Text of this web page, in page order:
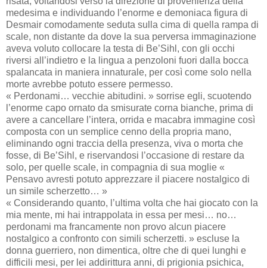
medesima e individuando l’enorme e demoniaca figura di
Desmair comodamente seduta sulla cima di quella rampa di
scale, non distante da dove la sua perversa immaginazione
aveva voluto collocare la testa di Be’Sihl, con gli occhi
riversi all’indietro e la lingua a penzoloni fuori dalla bocca
spalancata in maniera innaturale, per così come solo nella
morte avrebbe potuto essere permesso.
« Perdonami… vecchie abitudini. » sorrise egli, scuotendo
l’enorme capo ornato da smisurate corna bianche, prima di
avere a cancellare l’intera, orrida e macabra immagine così
composta con un semplice cenno della propria mano,
eliminando ogni traccia della presenza, viva o morta che
fosse, di Be’Sihl, e riservandosi l’occasione di restare da
solo, per quelle scale, in compagnia di sua moglie «
Pensavo avresti potuto apprezzare il piacere nostalgico di
un simile scherzetto… »
« Considerando quanto, l’ultima volta che hai giocato con la
mia mente, mi hai intrappolata in essa per mesi… no…
perdonami ma francamente non provo alcun piacere
nostalgico a confronto con simili scherzetti. » escluse la
donna guerriero, non dimentica, oltre che di quei lunghi e
difficili mesi, per lei addirittura anni, di prigionia psichica,